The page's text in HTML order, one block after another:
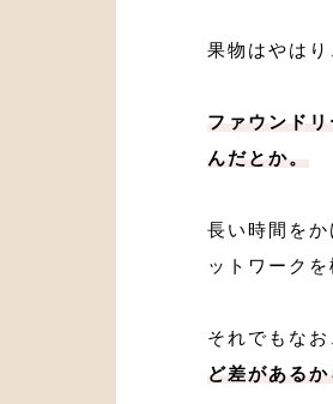
果物はやはり
ファウンド
んだとか。
長い時間を
ットワーク
それでもなお
ど差があるか